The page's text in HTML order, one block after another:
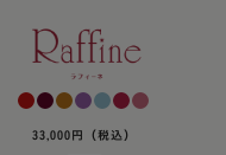
33,000円（税込）